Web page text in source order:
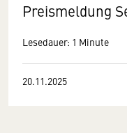
Preismeldung
Lesedauer: 1 Minute
20.11.2025